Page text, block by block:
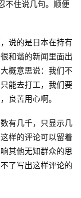
不住说几句。顺便
说的是日本在持有
和谐的新闻里面出
概意思说：我们不
能去打工，我们要
良苦用心啊。
有几千，只显示几
样的评论可以留着
其他无知群众的思
了写出这样评论的